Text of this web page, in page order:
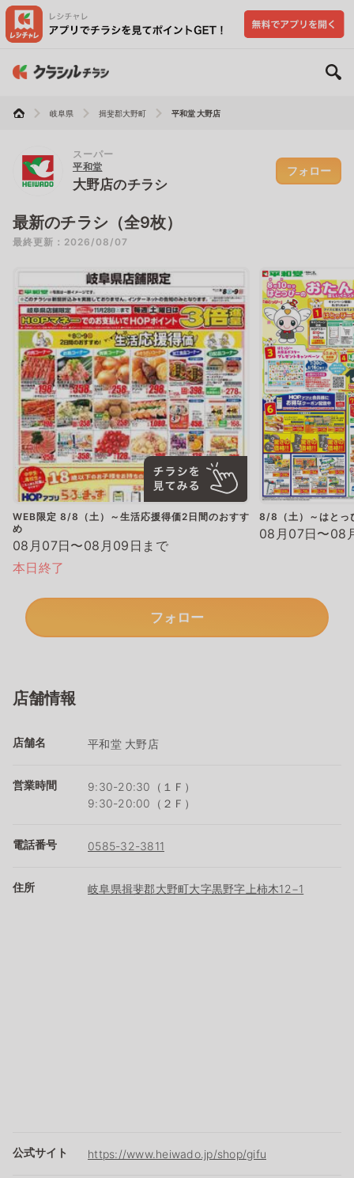
岐阜県 揖斐郡大野町 平和堂 大野店
スーパー
平和堂
大野店のチラシ
フォロー
最新のチラシ（全9枚）
最終更新：2026/08/07
WEB限定 8/8（土）～生活応援得価2日間のおすす
め
08月07日〜08月09日まで
本日終了
8/8（土）～はとっ
08月07日〜08
フォロー
店舗情報
店舗名 平和堂 大野店
営業時間
9:30-20:30（１Ｆ）
9:30-20:00（２Ｆ）
電話番号 0585-32-3811
住所 岐阜県揖斐郡大野町大字黒野字上柿木12−1
公式サイト https://www.heiwado.jp/shop/gifu